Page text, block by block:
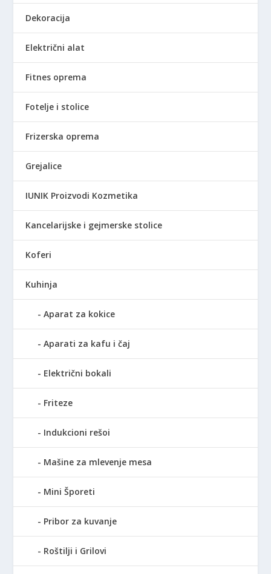
l
:
0
9
0
S
D
.
7
9
0
S
Dekoracija
Električni alat
Fitnes oprema
Fotelje i stolice
Frizerska oprema
Grejalice
IUNIK Proizvodi Kozmetika
Kancelarijske i gejmerske stolice
Koferi
Kuhinja
Aparat za kokice
Aparati za kafu i čaj
Električni bokali
Friteze
Indukcioni rešoi
Mašine za mlevenje mesa
Mini Šporeti
Pribor za kuvanje
Roštilji i Grilovi